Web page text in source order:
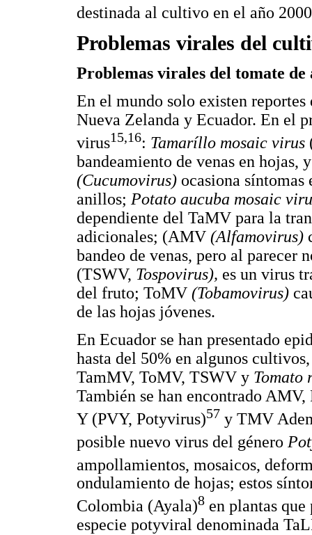
destinada al cultivo en el año
Problemas virales del
Problemas virales del tomate
En el mundo solo existen
Nueva Zelanda y Ecuador. En el
virus15,16: Tamaríllo mosaic virus
bandeamiento de venas en hojas,
(Cucumovirus) ocasiona síntomas
anillos; Potato aucuba mosaic
dependiente del TaMV para la
adicionales; (AMV (Alfamovirus)
bandeo de venas, pero al parecer
(TSWV, Tospovirus), es un virus
del fruto; ToMV (Tobamovirus)
de las hojas jóvenes.
En Ecuador se han presentado
hasta del 50% en algunos
TamMV, ToMV, TSWV y Tomato
También se han encontrado
Y (PVY, Potyvirus)57 y TMV
posible nuevo virus del género
ampollamientos, mosaicos,
ondulamiento de hojas; estos
Colombia (Ayala)8 en plantas
especie potyviral denominada